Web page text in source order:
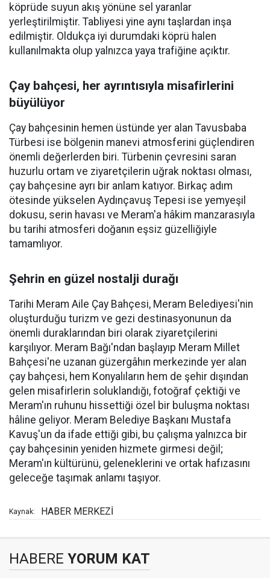
köprüde suyun akış yönüne sel yaranlar
yerleştirilmiştir. Tabliyesi yine aynı taşlardan inşa
edilmiştir. Oldukça iyi durumdaki köprü halen
kullanılmakta olup yalnızca yaya trafiğine açıktır.
Çay bahçesi, her ayrıntısıyla misafirlerini
büyülüyor
Çay bahçesinin hemen üstünde yer alan Tavusbaba
Türbesi ise bölgenin manevi atmosferini güçlendiren
önemli değerlerden biri. Türbenin çevresini saran
huzurlu ortam ve ziyaretçilerin uğrak noktası olması,
çay bahçesine ayrı bir anlam katıyor. Birkaç adım
ötesinde yükselen Aydınçavuş Tepesi ise yemyeşil
dokusu, serin havası ve Meram'a hâkim manzarasıyla
bu tarihi atmosferi doğanın eşsiz güzelliğiyle
tamamlıyor.
Şehrin en güzel nostalji durağı
Tarihi Meram Aile Çay Bahçesi, Meram Belediyesi'nin
oluşturduğu turizm ve gezi destinasyonunun da
önemli duraklarından biri olarak ziyaretçilerini
karşılıyor. Meram Bağı'ndan başlayıp Meram Millet
Bahçesi'ne uzanan güzergâhın merkezinde yer alan
çay bahçesi, hem Konyalıların hem de şehir dışından
gelen misafirlerin soluklandığı, fotoğraf çektiği ve
Meram'ın ruhunu hissettiği özel bir buluşma noktası
hâline geliyor. Meram Belediye Başkanı Mustafa
Kavuş'un da ifade ettiği gibi, bu çalışma yalnızca bir
çay bahçesinin yeniden hizmete girmesi değil;
Meram'ın kültürünü, geleneklerini ve ortak hafızasını
geleceğe taşımak anlamı taşıyor.
Kaynak: HABER MERKEZİ
HABERE YORUM KAT